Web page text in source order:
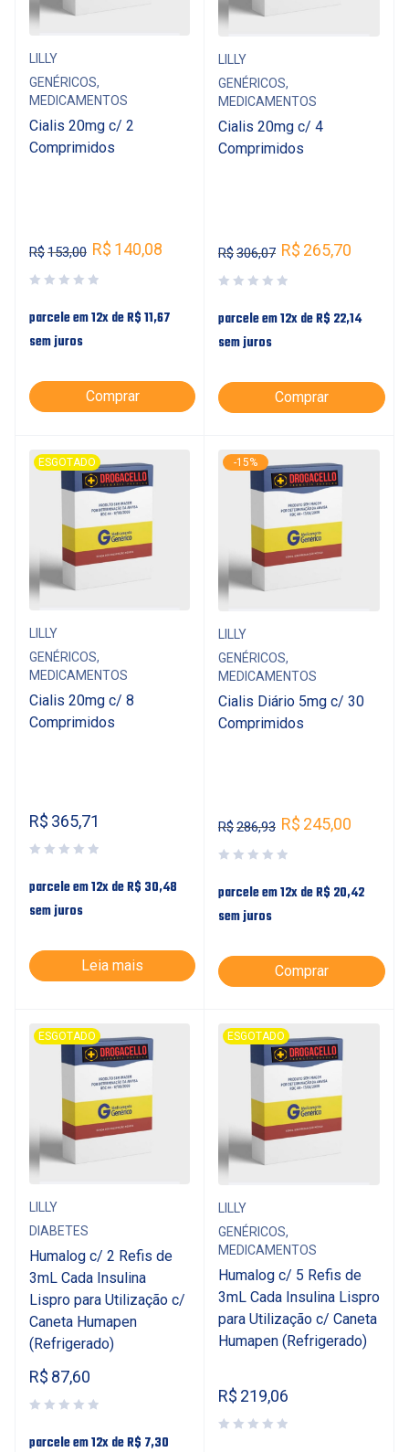
LILLY
GENÉRICOS,
MEDICAMENTOS
Cialis 20mg c/ 2
Comprimidos
R$153,00 R$ 140,08
parcele em 12x deR$11,67
sem juros
Comprar
LILLY
GENÉRICOS,
MEDICAMENTOS
Cialis 20mg c/ 4
Comprimidos
R$306,07 R$ 265,70
parcele em 12x deR$ 22,14
sem juros
Comprar
ESGOTADO
LILLY
GENÉRICOS,
MEDICAMENTOS
Cialis 20mg c/ 8
Comprimidos
R$ 365,71
parcele em 12x deR$ 30,48
sem juros
Leia mais
-15%
LILLY
GENÉRICOS,
MEDICAMENTOS
Cialis Diário 5mg c/ 30
Comprimidos
R$286,93 R$ 245,00
parcele em 12x deR$ 20,42
sem juros
Comprar
ESGOTADO
LILLY
DIABETES
Humalog c/ 2 Refis de
3mL Cada Insulina
Lispro para Utilização c/
Caneta Humapen
(Refrigerado)
R$ 87,60
parcele em 12x deR$ 7,30
ESGOTADO
LILLY
GENÉRICOS,
MEDICAMENTOS
Humalog c/ 5 Refis de
3mL Cada Insulina Lispro
para Utilização c/ Caneta
Humapen (Refrigerado)
R$ 219,06